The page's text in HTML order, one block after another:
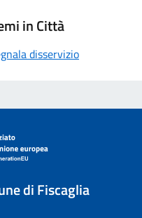
in Città
disservizio
di Fiscaglia